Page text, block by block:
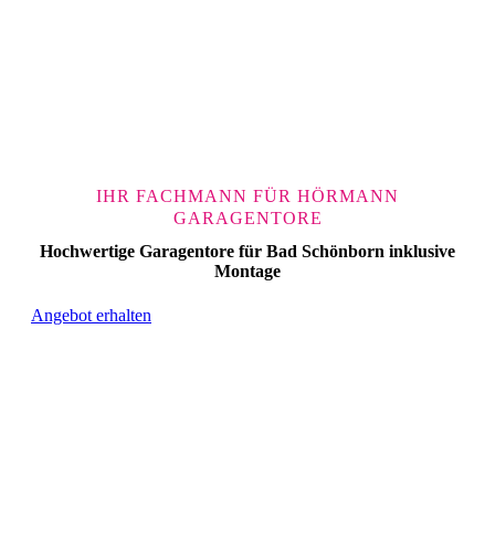
IHR FACHMANN FÜR HÖRMANN
GARAGENTORE
Hochwertige Garagentore für Bad Schönborn inklusive
Montage
Angebot erhalten